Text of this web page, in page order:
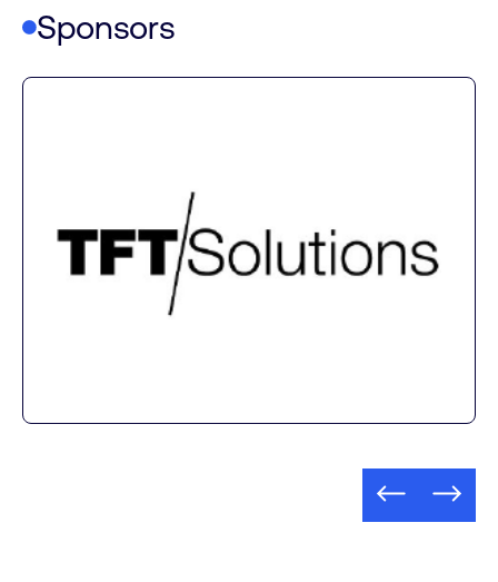
Sponsors